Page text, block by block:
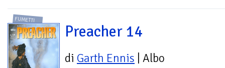
FUMETTI
Preacher 14
di Garth Ennis | Albo